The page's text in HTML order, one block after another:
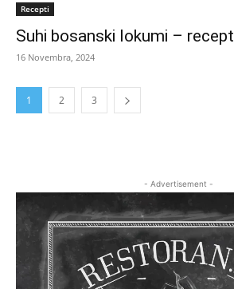
Recepti
Suhi bosanski lokumi – recept
16 Novembra, 2024
1 2 3
- Advertisement -